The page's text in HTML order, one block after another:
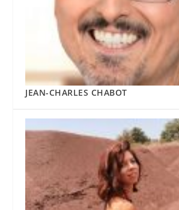
JEAN-CHARLES CHABOT